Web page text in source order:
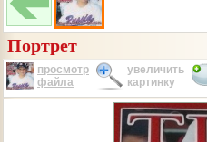
Портрет
просмотр
файла
увеличить
картинку